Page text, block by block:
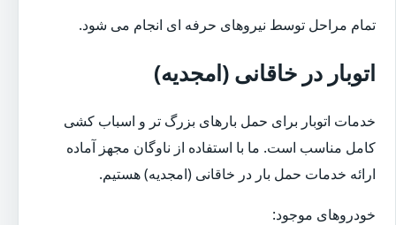
تمام مراحل توسط نیروهای حرفه ای انجام می شود.
اتوبار در خاقانی (امجدیه)
خدمات اتوبار برای حمل بارهای بزرگ تر و اسباب کشی
کامل مناسب است. ما با استفاده از ناوگان مجهز آماده
ارائه خدمات حمل بار در خاقانی (امجدیه) هستیم.
خودروهای موجود: